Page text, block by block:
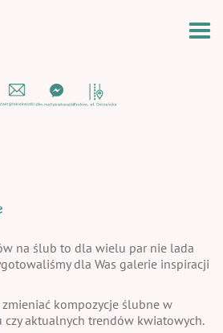
na ślub to dla wielu par nie lada
dla Was galerie inspiracji
kompozycje ślubne w
czy aktualnych trendów kwiatowych.